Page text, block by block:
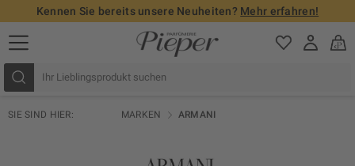
Kennen Sie bereits unsere Neuheiten? Mehr erfahren!
SIE SIND HIER: MARKEN ARMANI